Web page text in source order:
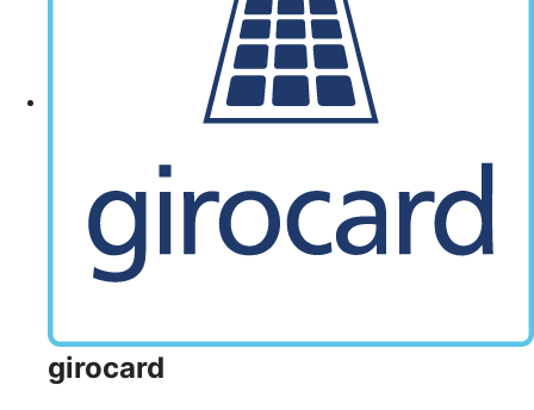
girocard